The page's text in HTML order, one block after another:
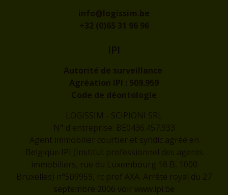
info@logissim.be
+32 (0)65 31 96 96
IPI
Autorité de surveillance
Agréation IPI : 509.959
Code de déontologie
LOGISSIM - SCIPIONI SRL
N° d'entreprise: BE0436.457.933
Agent immobilier courtier et syndic agréé en
Belgique IPI (Institut professionnel des agents
immobiliers, rue du Luxembourg 16 B, 1000
Bruxelles) n°509959, rc prof AXA. Arrêté royal du 27
septembre 2006 voir www.ipi.be